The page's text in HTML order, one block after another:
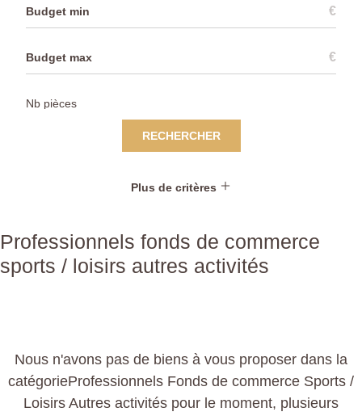
€
€
RECHERCHER
Plus de critères
Professionnels fonds de commerce
sports / loisirs autres activités
Nous n'avons pas de biens à vous proposer dans la
catégorieProfessionnels Fonds de commerce Sports /
Loisirs Autres activités pour le moment, plusieurs